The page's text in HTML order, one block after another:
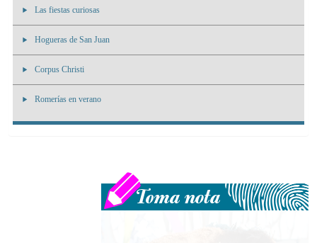
Las fiestas curiosas
Hogueras de San Juan
Corpus Christi
Romerías en verano